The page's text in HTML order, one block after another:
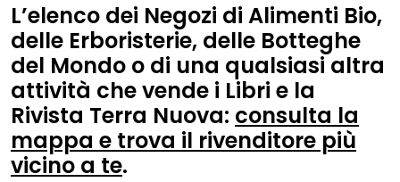
L’elenco dei Negozi di Alimenti Bio,
delle Erboristerie, delle Botteghe
del Mondo o di una qualsiasi altra
attività che vende i Libri e la
Rivista Terra Nuova: consulta la
mappa e trova il rivenditore più
vicino a te.